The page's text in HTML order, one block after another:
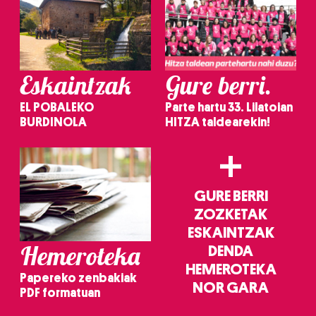
Eskaintzak
EL POBALEKO
BURDINOLA
Gure berri.
Parte hartu 33. Lilatoian
HITZA taldearekin!
Hemeroteka
Papereko zenbakiak
PDF formatuan
+
GURE BERRI
ZOZKETAK
ESKAINTZAK
DENDA
HEMEROTEKA
NOR GARA